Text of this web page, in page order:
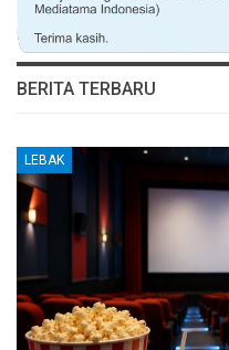
BERITA TERBARU
LEBAK